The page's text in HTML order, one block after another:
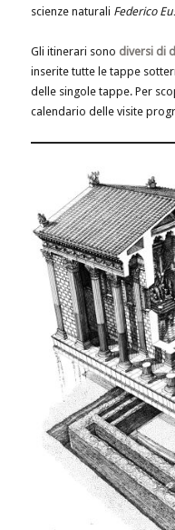
scienze naturali Federico
Gli itinerari sono diversi di
inserite tutte le tappe
delle singole tappe. Per
calendario delle visite